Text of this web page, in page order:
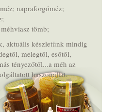
napraforgóméz;
méhviasz tömb;
aktuális készletünk mindig
melegtől, esőtől,
tényezőtől...a méh az
haszonállat.